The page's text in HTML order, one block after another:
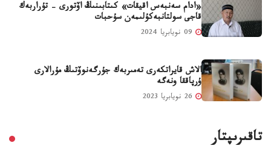
«ادام سەنبەس اقيقات» كىتابىنىڭ اۆتورى - تۇراربەك
قاجى سولتانبەكۇلىمەن سۇحبات
الاش قايراتكەرى تەمىربەك جۇرگەنوۆتىڭ مۇرالارى
ۇرپاققا ونەگە
تاقىرىپتار